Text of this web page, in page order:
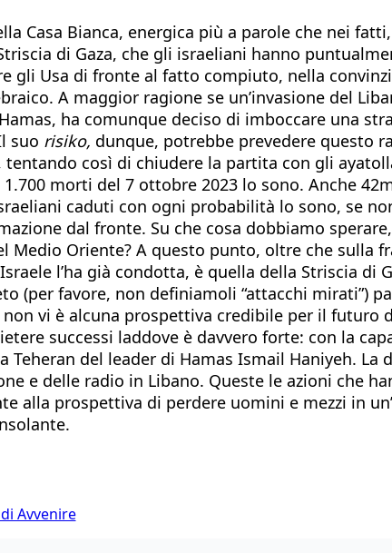
Casa Bianca, energica più a parole che nei
di Gaza, che gli israeliani hanno
gli Usa di fronte al fatto compiuto, nella
A maggior ragione se un’invasione del
ha comunque deciso di imboccare una
suo risiko, dunque, potrebbe prevedere questo
tentando così di chiudere la partita con gli
1.700 morti del 7 ottobre 2023 lo sono. Anche
caduti con ogni probabilità lo sono, se
dal fronte. Su che cosa dobbiamo
Medio Oriente? A questo punto, oltre che
l’ha già condotta, è quella della Striscia
(per favore, non definiamoli “attacchi mirati”)
vi è alcuna prospettiva credibile per il futuro
successi laddove è davvero forte: con la
Teheran del leader di Hamas Ismail Haniyeh.
e delle radio in Libano. Queste le azioni che
alla prospettiva di perdere uomini e mezzi in
Avvenire